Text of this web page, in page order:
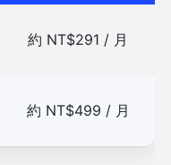
約 NT$291 / 月
約 NT$499 / 月